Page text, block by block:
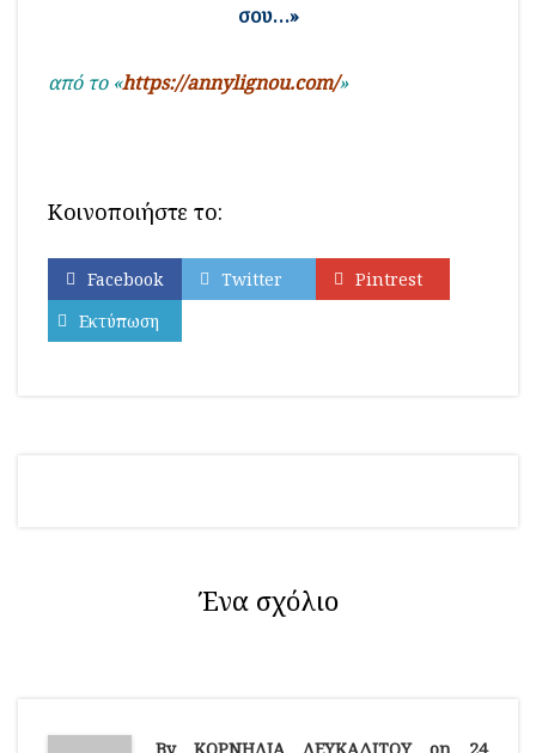
σου…»
από το «https://annylignou.com/»
Κοινοποιήστε το:
Facebook Twitter
Pintrest
Εκτύπωση
Ένα σχόλιο